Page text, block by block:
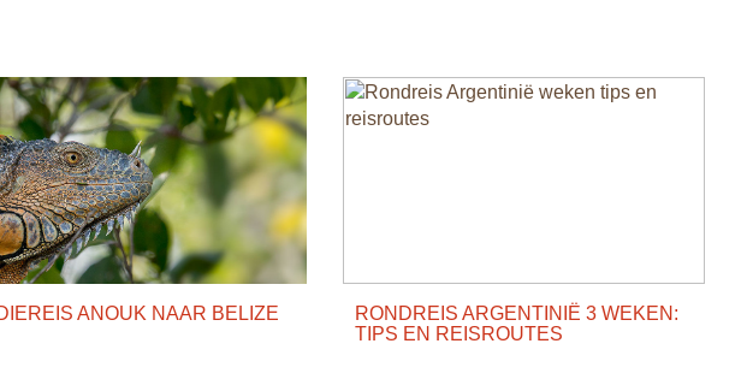
ANOUK NAAR BELIZE
RONDREIS ARGENTINIË 3 WEKEN:
TIPS EN REISROUTES